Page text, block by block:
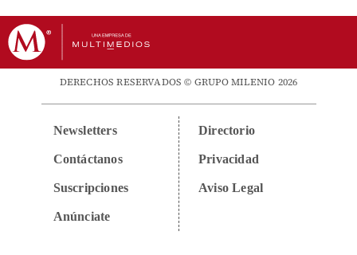
DERECHOS RESERVADOS © GRUPO MILENIO 2026
Newsletters
Contáctanos
Suscripciones
Anúnciate
Directorio
Privacidad
Aviso Legal